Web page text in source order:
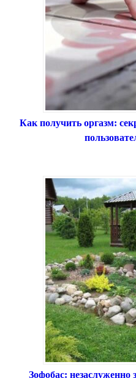
Как получить оргазм:
Зофобас: